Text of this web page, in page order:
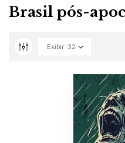
Brasil pós-
Exibir 32